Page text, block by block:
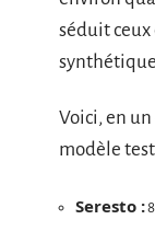
séduit
Voici, en
modèle
Seresto :